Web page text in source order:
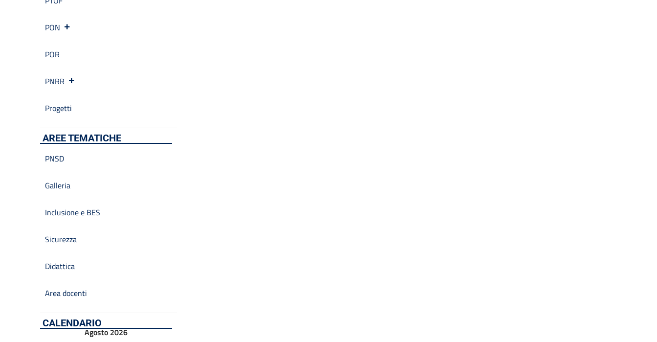
PON
POR
PNRR
Progetti
AREE TEMATICHE
PNSD
Galleria
Inclusione e BES
Sicurezza
Didattica
Area docenti
CALENDARIO
Agosto 2026